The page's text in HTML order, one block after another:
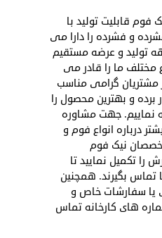
فوم قابلیت تولید با
و فشرده را دارا می
تولید و عرضه مستقیم
مختلف ما را قادر می
مشتریان گرامی مناسب
برده و بهترین محصول را
نماییم. جهت مشاوره
درباره انواع فوم و
نیک فوم
را تکمیل نمایید تا
تماس بگیرند. همچنین
یا سفارشات خاص و
های کارخانه تماس